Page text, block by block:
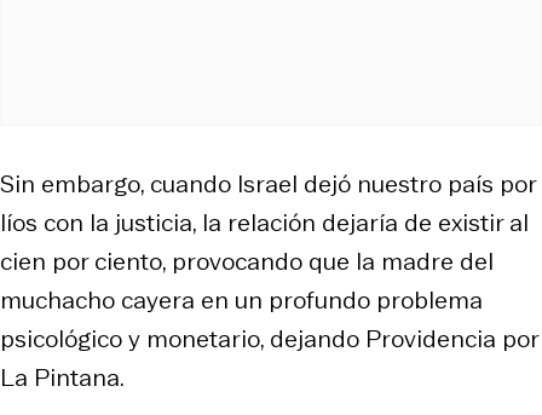
Sin embargo, cuando Israel dejó nuestro país por
líos con la justicia, la relación dejaría de existir al
cien por ciento, provocando que la madre del
muchacho cayera en un profundo problema
psicológico y monetario, dejando Providencia por
La Pintana.